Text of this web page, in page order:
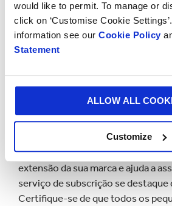
would like to permit. To manage or
click on ‘Customise Cookie
information see our Cookie Policy
Statement
ALLOW ALL
Customize
Seis aspetos chave para a
Ao conceber o packaging
mente:
Uma extensão da sua marca:A
extensão da sua marca e ajuda a
serviço de subscrição se destaque
Certifique-se de que todos os